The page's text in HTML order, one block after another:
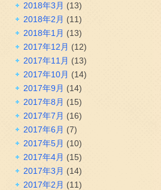
2018年3月 (13)
2018年2月 (11)
2018年1月 (13)
2017年12月 (12)
2017年11月 (13)
2017年10月 (14)
2017年9月 (14)
2017年8月 (15)
2017年7月 (16)
2017年6月 (7)
2017年5月 (10)
2017年4月 (15)
2017年3月 (14)
2017年2月 (11)